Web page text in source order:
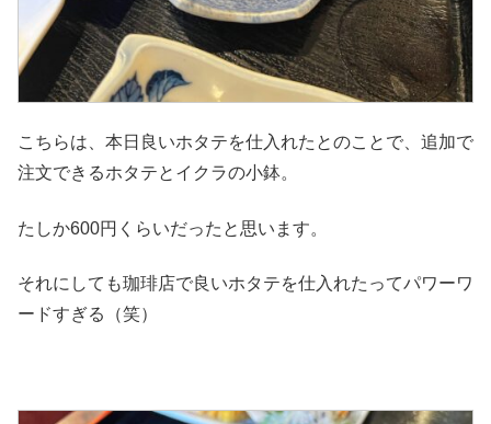
こちらは、本日良いホタテを仕入れたとのことで、追加で
注文できるホタテとイクラの小鉢。
たしか600円くらいだったと思います。
それにしても珈琲店で良いホタテを仕入れたってパワーワ
ードすぎる（笑）